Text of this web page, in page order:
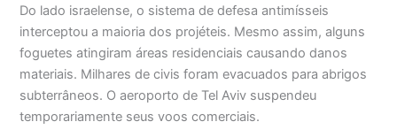
Do lado israelense, o sistema de defesa antimísseis
interceptou a maioria dos projéteis. Mesmo assim, alguns
foguetes atingiram áreas residenciais causando danos
materiais. Milhares de civis foram evacuados para abrigos
subterrâneos. O aeroporto de Tel Aviv suspendeu
temporariamente seus voos comerciais.